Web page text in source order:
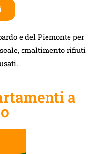
e del Piemonte per
smaltimento rifiuti
a